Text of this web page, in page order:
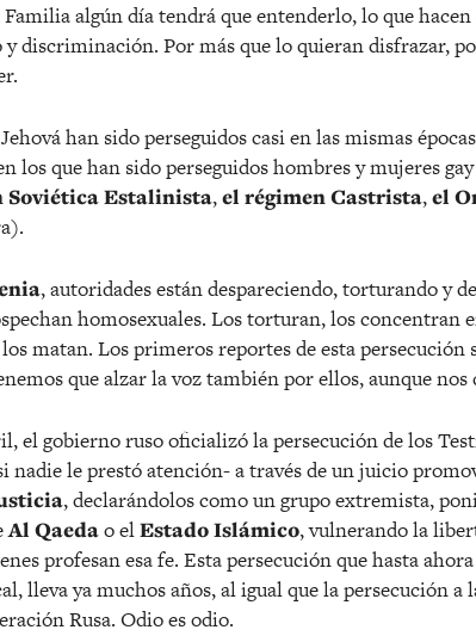
algún día tendrá que entenderlo, lo que
discriminación. Por más que lo quieran disfrazar,
han sido perseguidos casi en las mismas
los que han sido perseguidos hombres y mujeres
Soviética Estalinista,el régimen Castrista,el
, autoridades están despareciendo, torturando y
homosexuales. Los torturan, los concentran
matan. Los primeros reportes de esta persecución
que alzar la voz también por ellos, aunque nos
el gobierno ruso oficializó la persecución de los
nadie le prestó atención- a través de un juicio
, declarándolos como un grupo extremista,
Al Qaedao elEstado Islámico, vulnerando la
profesan esa fe. Esta persecución que hasta
lleva ya muchos años, al igual que la persecución a
Rusa. Odio es odio.